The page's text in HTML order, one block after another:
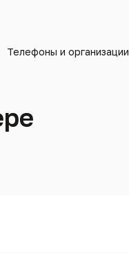
Телефоны и организации